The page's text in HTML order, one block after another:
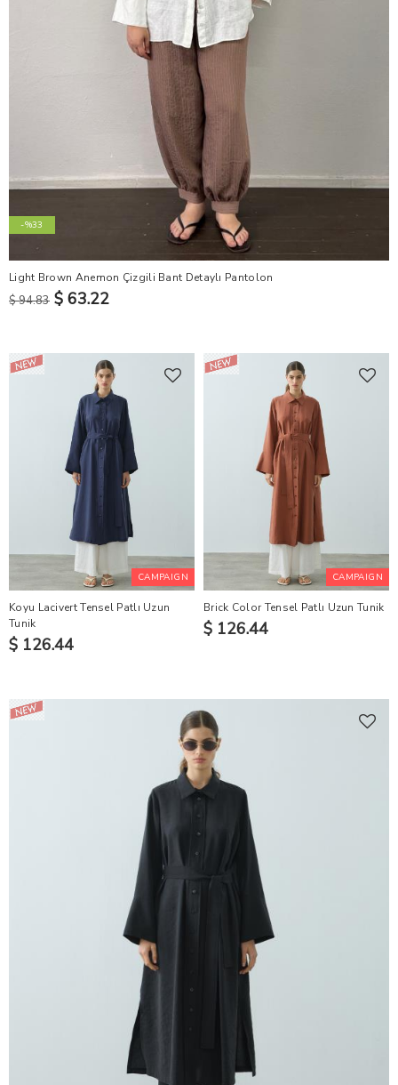
-%33
Light Brown Anemon Çizgili Bant Detaylı Pantolon
$ 94.83 $ 63.22
CAMPAIGN
Koyu Lacivert Tensel Patlı Uzun
Tunik
$ 126.44
CAMPAIGN
Brick Color Tensel Patlı Uzun Tunik
$ 126.44